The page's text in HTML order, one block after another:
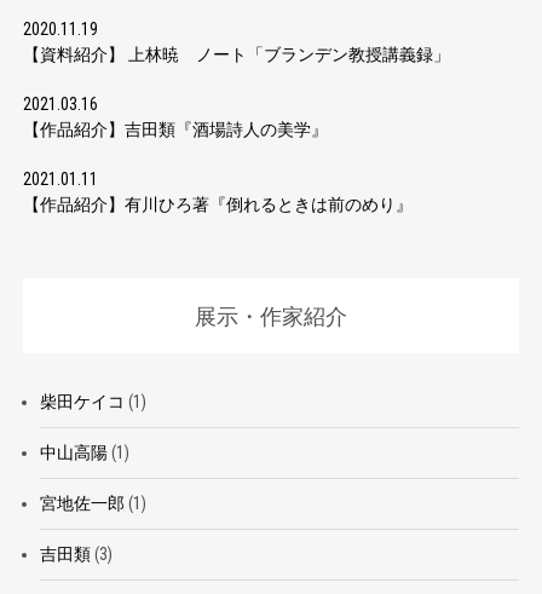
2020.11.19
【資料紹介】 上林暁 ノート「ブランデン教授講義録」
2021.03.16
【作品紹介】吉田類『酒場詩人の美学』
2021.01.11
【作品紹介】有川ひろ著『倒れるときは前のめり』
展示・作家紹介
柴田ケイコ (1)
中山高陽(1)
宮地佐一郎 (1)
吉田類(3)